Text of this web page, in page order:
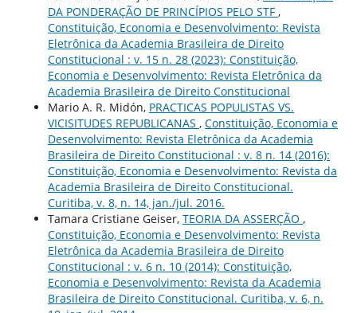
DA PONDERAÇÃO DE PRINCÍPIOS PELO STF ,
Constituição, Economia e Desenvolvimento: Revista
Eletrônica da Academia Brasileira de Direito
Constitucional : v. 15 n. 28 (2023): Constituição,
Economia e Desenvolvimento: Revista Eletrônica da
Academia Brasileira de Direito Constitucional
Mario A. R. Midón, PRACTICAS POPULISTAS VS.
VICISITUDES REPUBLICANAS , Constituição, Economia e
Desenvolvimento: Revista Eletrônica da Academia
Brasileira de Direito Constitucional : v. 8 n. 14 (2016):
Constituição, Economia e Desenvolvimento: Revista da
Academia Brasileira de Direito Constitucional.
Curitiba, v. 8, n. 14, jan./jul. 2016.
Tamara Cristiane Geiser, TEORIA DA ASSERÇÃO ,
Constituição, Economia e Desenvolvimento: Revista
Eletrônica da Academia Brasileira de Direito
Constitucional : v. 6 n. 10 (2014): Constituição,
Economia e Desenvolvimento: Revista da Academia
Brasileira de Direito Constitucional. Curitiba, v. 6, n.